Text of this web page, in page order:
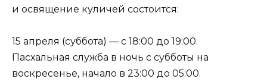
и освящение куличей состоится:
15 апреля (суббота) — с 18:00 до 19:00.
Пасхальная служба в ночь с субботы на
воскресенье, начало в 23:00 до 05:00.